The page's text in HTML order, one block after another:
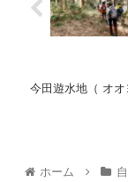
今田遊水地（ オオ
ホーム